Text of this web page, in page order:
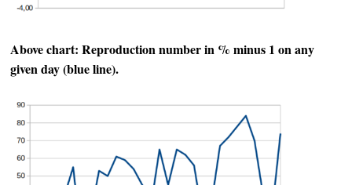
Above chart: Reproduction number in % minus 1 on any
given day (blue line).